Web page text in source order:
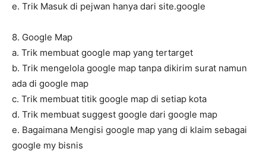
e. Trik Masuk di pejwan hanya dari site.google
8. Google Map
a. Trik membuat google map yang tertarget
b. Trik mengelola google map tanpa dikirim surat namun
ada di google map
c. Trik membuat titik google map di setiap kota
d. Trik membuat suggest google dari google map
e. Bagaimana Mengisi google map yang di klaim sebagai
google my bisnis